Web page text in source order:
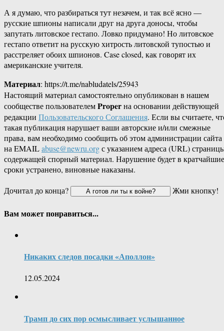
А я думаю, что разбираться тут незачем, и так всё ясно —
русские шпионы написали друг на друга доносы, чтобы
запутать литовское гестапо. Ловко придумано! Но литовское
гестапо ответит на русскую хитрость литовской тупостью и
расстреляет обоих шпионов. Case closed, как говорят их
американские учителя.
Материал: https://t.me/nabludatels/25943
Настоящий материал самостоятельно опубликован в нашем
сообществе пользователемProperна основании действующей
редакции Пользовательского Соглашения. Если вы считаете,
такая публикация нарушает ваши авторские и/или смежные
права, вам необходимо сообщить об этом администрации сайта
на EMAILabuse@newru.orgс указанием адреса (URL)
содержащей спорный материал. Нарушение будет в кратчайшие
сроки устранено, виновные наказаны.
Дочитал до конца?
Жми кнопку!
Вам может понравиться...
Никаких следов посадки «Аполлон»
12.05.2024
Трамп до сих пор осмысливает услышанное